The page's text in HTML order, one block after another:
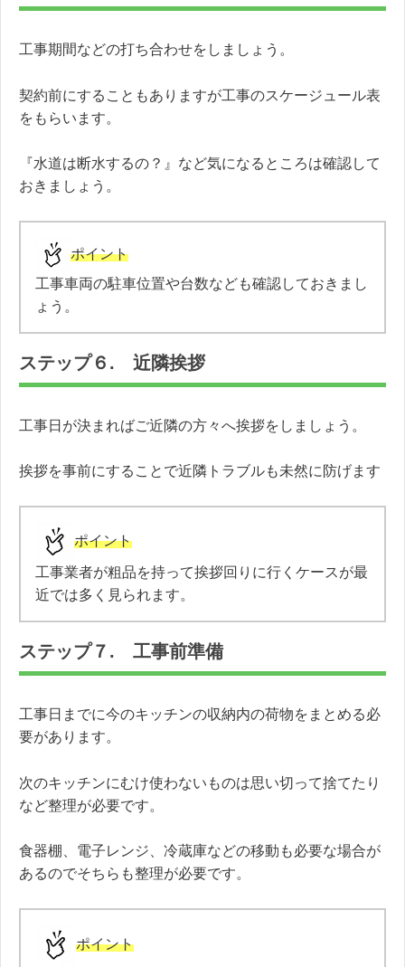
工事期間などの打ち合わせをしましょう。
契約前にすることもありますが工事のスケージュール表
をもらいます。
『水道は断水するの？』など気になるところは確認して
おきましょう。
ポイント
工事車両の駐車位置や台数なども確認しておきまし
ょう。
ステップ６. 近隣挨拶
工事日が決まればご近隣の方々へ挨拶をしましょう。
挨拶を事前にすることで近隣トラブルも未然に防げます
ポイント
工事業者が粗品を持って挨拶回りに行くケースが最
近では多く見られます。
ステップ７. 工事前準備
工事日までに今のキッチンの収納内の荷物をまとめる必
要があります。
次のキッチンにむけ使わないものは思い切って捨てたり
など整理が必要です。
食器棚、電子レンジ、冷蔵庫などの移動も必要な場合が
あるのでそちらも整理が必要です。
ポイント